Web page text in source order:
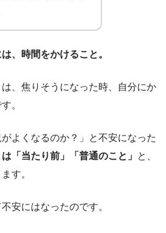
、時間をかけること。
、焦りそうになった時、自分にか
。
よくなるのか？」と不安になった
「当たり前」「普通のこと」 と、
す。
安にはなったのです。